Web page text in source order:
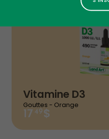
sans ingrédients
de vie végétalien ou
Convient à un usage
l’absorption du
tout en renforçant le
Vitamine D3
Gouttes - Orange
17 49$